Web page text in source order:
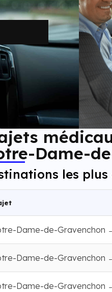
Dame-
les plus
Dame-de-Gravenchon
Dame-de-Gravenchon
Dame-de-Gravenchon